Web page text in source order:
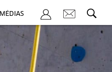
MÉDIAS